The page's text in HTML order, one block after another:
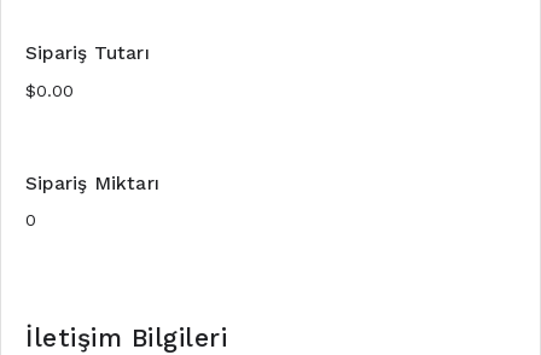
Sipariş Tutarı
Sipariş Miktarı
İletişim Bilgileri